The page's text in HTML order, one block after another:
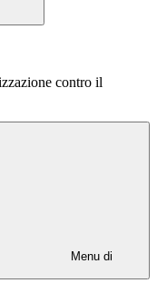
contro il
Menu di